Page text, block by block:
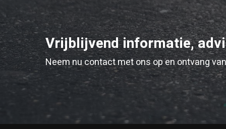
Vrijblijvend informatie,
Neem nu contact met ons op en ontvang